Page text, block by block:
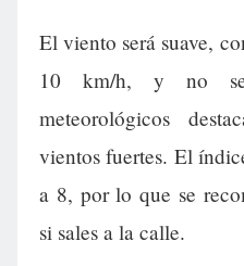
El viento será suave,
10 km/h, y no se
meteorológicos
vientos fuertes. El
a 8, por lo que se
si sales a la calle.